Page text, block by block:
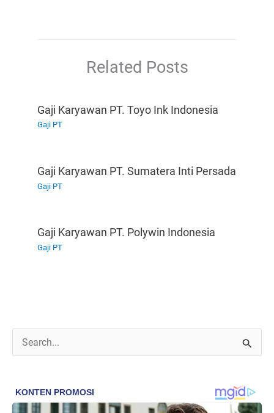
Related Posts
Gaji Karyawan PT. Toyo Ink Indonesia
Gaji PT
Gaji Karyawan PT. Sumatera Inti Persada
Gaji PT
Gaji Karyawan PT. Polywin Indonesia
Gaji PT
a